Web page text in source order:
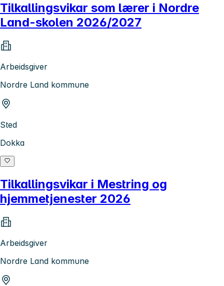
Tilkallingsvikar som lærer i Nordre
Land-skolen 2026/2027
Arbeidsgiver
Nordre Land kommune
Sted
Dokka
Tilkallingsvikar i Mestring og
hjemmetjenester 2026
Arbeidsgiver
Nordre Land kommune